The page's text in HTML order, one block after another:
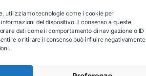
utilizziamo tecnologie come i cookie per
del dispositivo. Il consenso a queste
dati come il comportamento di navigazione o ID
o ritirare il consenso può influire negativamente
Villongo, 24060, Bergamo, Italia